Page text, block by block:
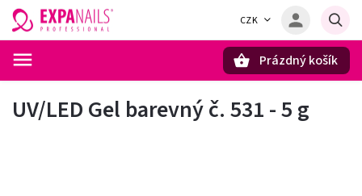
CZK
Prázdný košík
UV/LED Gel barevný č. 531 - 5 g